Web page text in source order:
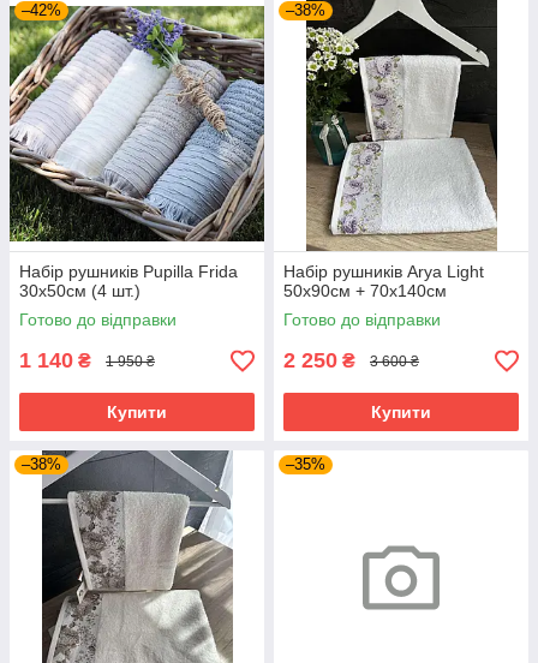
–42%
Набір рушників Pupilla Frida
30х50см (4 шт.)
Готово до відправки
1 140 ₴ 1 950 ₴
Купити
–38%
Набір рушників Arya Light
50x90см + 70х140см
Готово до відправки
2 250 ₴ 3 600 ₴
Купити
–38% –35%